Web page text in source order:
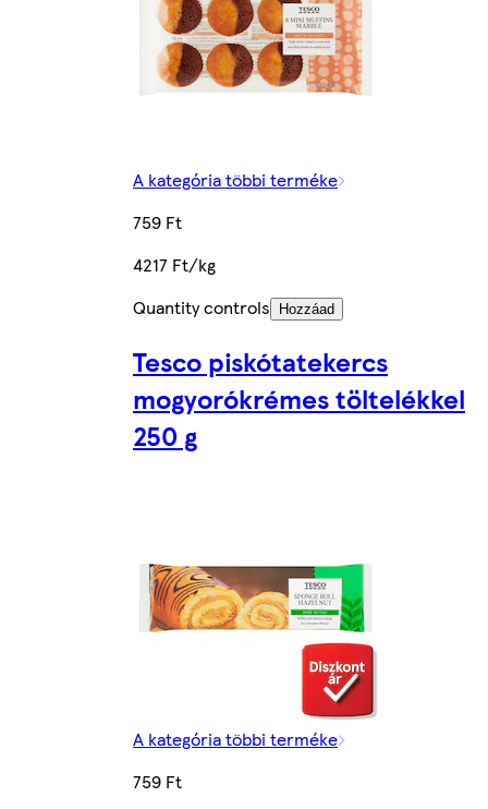
A kategória többi terméke
759 Ft
4217 Ft/kg
Quantity controls
Hozzáad
Tesco piskótatekercs
mogyorókrémes töltelékkel
250 g
A kategória többi terméke
759 Ft